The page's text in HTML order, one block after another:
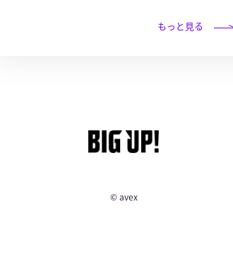
もっと見る
© avex